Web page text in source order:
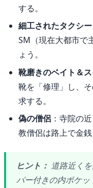
する。
細工されたタクシ
SM（現在大都市で
ょう。
靴磨きのベイト＆
靴を「修理」し、
求する。
偽の僧侶 ：寺院の
教僧侶は路上で金
ヒント： 道路近く
パー付きの内ポケッ